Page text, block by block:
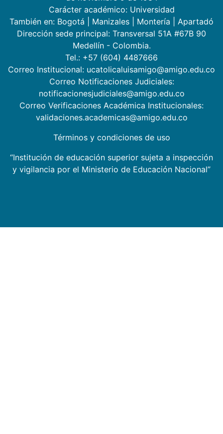
Carácter académico: Universidad
También en: Bogotá Manizales Montería
Apartadó
Dirección sede principal: Transversal 51A #67B 90
Medellín - Colombia.
Tel.: +57 (604) 4487666
Correo Institucional: ucatolicaluisamigo@amigo.edu.co
Correo Notificaciones Judiciales:
notificacionesjudiciales@amigo.edu.co
Correo Verificaciones Académica Institucionales:
validaciones.academicas@amigo.edu.co
Términos y condiciones de uso
“Institución de educación superior sujeta a inspección
y vigilancia por el Ministerio de Educación Nacional”